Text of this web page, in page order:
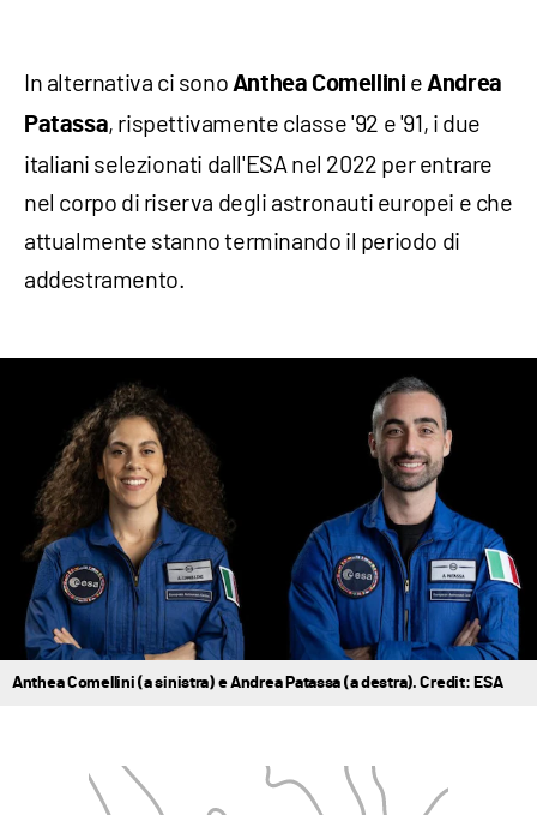
In alternativa ci sono Anthea Comellini e Andrea
Patassa, rispettivamente classe '92 e '91, i due
italiani selezionati dall'ESA nel 2022 per entrare
nel corpo di riserva degli astronauti europei e che
attualmente stanno terminando il periodo di
addestramento.
Anthea Comellini (a sinistra) e Andrea Patassa (a destra). Credit: ESA